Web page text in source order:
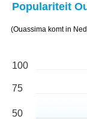
Populariteit
(Ouassima komt in
100
75
50